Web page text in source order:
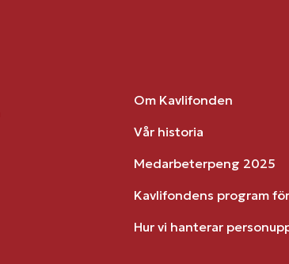
Om Kavlifonden
Vår historia
Medarbeterpeng 2025
Kavlifondens program
Hur vi hanterar